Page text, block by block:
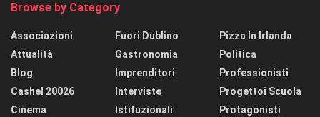
Browse by Category
Associazioni
Attualità
Blog
Cashel 20026
Cinema
Fuori Dublino
Gastronomia
Imprenditori
Interviste
Istituzionali
Pizza In Irlanda
Politica
Professionisti
Progettoi Scuola
Protagonisti